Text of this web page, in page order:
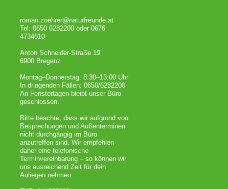
roman.zoehrer@naturfreunde.at
Tel: 0650 6282200 oder 0676
4734810
Anton Schneider-Straße 19
6900 Bregenz
Montag–Donnerstag: 8:30–13:00 Uhr
In dringenden Fällen: 0650/6282200
An Fenstertagen bleibt unser Büro
geschlossen.
Bitte beachte, dass wir aufgrund von
Besprechungen und Außenterminen
nicht durchgängig im Büro
anzutreffen sind. Wir empfehlen
daher eine telefonische
Terminvereinbarung – so können wir
uns ausreichend Zeit für dein
Anliegen nehmen.